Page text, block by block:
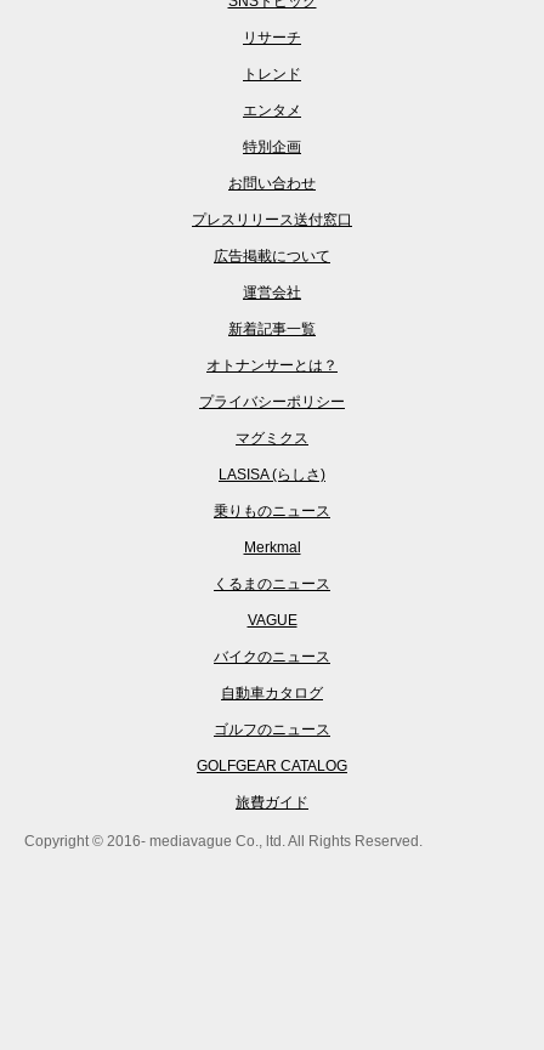
リサーチ
トレンド
エンタメ
特別企画
お問い合わせ
プレスリリース送付窓口
広告掲載について
運営会社
新着記事一覧
オトナンサーとは？
プライバシーポリシー
マグミクス
LASISA (らしさ)
乗りものニュース
Merkmal
くるまのニュース
VAGUE
バイクのニュース
自動車カタログ
ゴルフのニュース
GOLFGEAR CATALOG
旅費ガイド
Copyright © 2016- mediavague Co., ltd. All Rights Reserved.